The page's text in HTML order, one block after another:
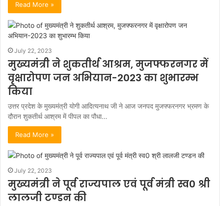
Read More »
July 22, 2023
मुख्यमंत्री ने शुकतीर्थ आश्रम, मुजफ्फरनगर में
वृक्षारोपण जन अभियान-2023 का शुभारम्भ
किया
उत्तर प्रदेश के मुख्यमंत्री योगी आदित्यनाथ जी ने आज जनपद मुजफ्फरनगर भ्रमण के
दौरान शुकतीर्थ आश्रम में पीपल का पौधा…
Read More »
July 22, 2023
मुख्यमंत्री ने पूर्व राज्यपाल एवं पूर्व मंत्री स्व0 श्री
लालजी टण्डन की